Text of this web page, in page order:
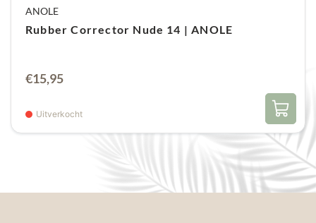
ANOLE
Rubber Corrector Nude 14 | ANOLE
€15,95
Uitverkocht